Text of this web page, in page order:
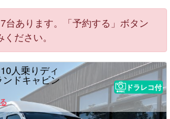
台あります。「予約する」ボタン
ださい。
人乗りディ
ドキャビン
ドラレコ付